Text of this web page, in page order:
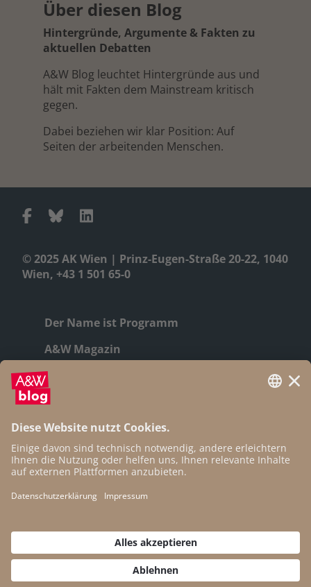
© 2025 AK Wien | Prinz-Eugen-Straße 20-22, 1040
Wien, +43 1 501 65-0
Der Name ist Programm
A&W Magazin
Geschichte
Autor:innen
Newsletter
Open Access
Impressum
Datenschutz
Über diesen Blog
Hintergründe, Argumente & Fakten zu
aktuellen Debatten
A&W Blog leuchtet Hintergründe aus und
hält mit Fakten dem Mainstream kritisch
gegen.
Dabei beziehen wir klar Position: Auf
Seiten der arbeitenden Menschen.